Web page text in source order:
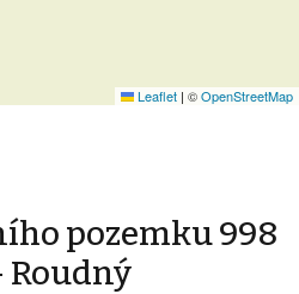
Leaflet | ©OpenStreetMap
pozemku 998
Roudný